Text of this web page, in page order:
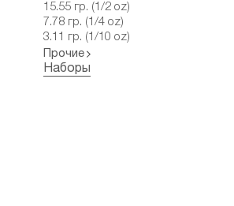
15.55 гр. (1/2 oz)
7.78 гр. (1/4 oz)
3.11 гр. (1/10 oz)
Прочие
Наборы